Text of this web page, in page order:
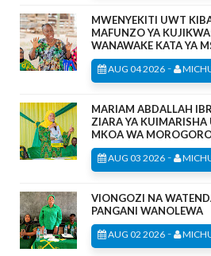
MWENYEKITI UWT
MAFUNZO YA
WANAWAKE KATA YA
AUG 04 2026 -
MARIAM ABDALLAH
ZIARA YA
MKOA WA
AUG 03 2026 -
VIONGOZI NA
PANGANI WANOLEWA
AUG 02 2026 -